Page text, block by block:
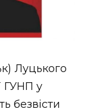
Луцького
ГУНП у
безвісти